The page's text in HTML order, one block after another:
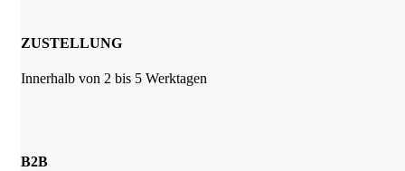
ZUSTELLUNG
Innerhalb von 2 bis 5 Werktagen
B2B